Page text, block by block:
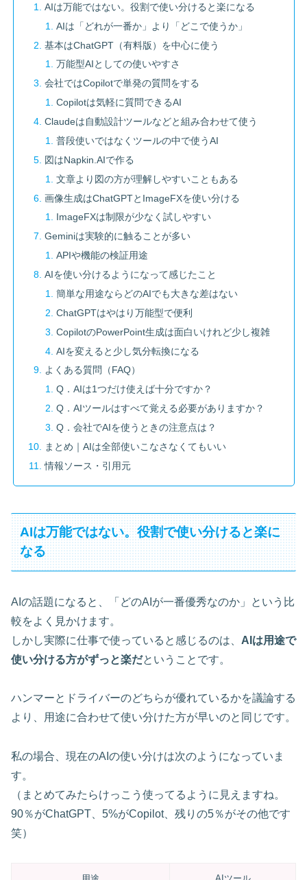
AIは万能ではない。役割で使い分けると楽になる
AIは「どれが一番か」より「どこで使うか」
基本はChatGPT（有料版）を中心に使う
万能型AIとしての使いやすさ
会社ではCopilotで単発の質問をする
Copilotは気軽に質問できるAI
Claudeは自動設計ツールなどと組み合わせて使う
普段使いではなくツールの中で使うAI
図はNapkin.AIで作る
文章より図の方が理解しやすいこともある
画像生成はChatGPTとImageFXを使い分ける
ImageFXは制限が少なく試しやすい
Geminiは実験的に触ることが多い
APIや機能の検証用途
AIを使い分けるようになって感じたこと
簡単な用途ならどのAIでも大きな差はない
ChatGPTはやはり万能型で便利
CopilotのPowerPoint生成は面白いけれど少し複雑
AIを変えると少し気分転換になる
よくある質問（FAQ）
Q．AIは1つだけ使えば十分ですか？
Q．AIツールはすべて覚える必要がありますか？
Q．会社でAIを使うときの注意点は？
まとめ｜AIは全部使いこなさなくてもいい
情報ソース・引用元
AIは万能ではない。役割で使い分けると楽に
なる
AIの話題になると、「どのAIが一番優秀なのか」という比
較をよく見かけます。
しかし実際に仕事で使っていると感じるのは、 AIは用途で
使い分ける方がずっと楽だということです。
ハンマーとドライバーのどちらが優れているかを議論する
より、用途に合わせて使い分けた方が早いのと同じです。
私の場合、現在のAIの使い分けは次のようになっていま
す。
（まとめてみたらけっこう使ってるように見えますね。
90％がChatGPT、5%がCopilot、残りの5％がその他です
笑）